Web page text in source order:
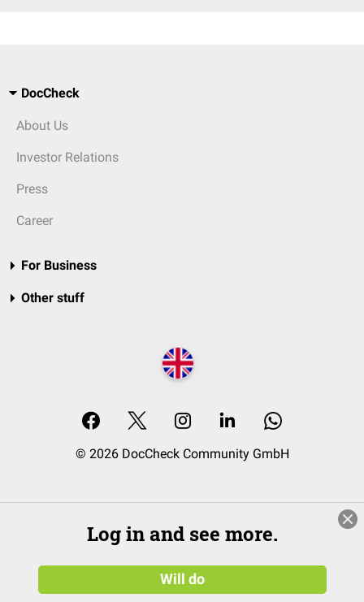
DocCheck
About Us
Investor Relations
Press
Career
For Business
Other stuff
© 2026 DocCheck Community GmbH
Log in and see more.
Will do